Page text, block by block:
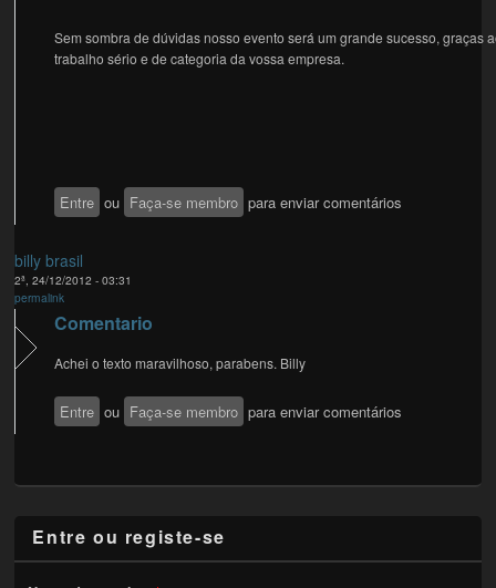
Sem sombra de dúvidas nosso evento será um grande sucesso, graças
trabalho sério e de categoria da vossa empresa.
Entre ou Faça-se membro para enviar comentários
billy brasil
2ª, 24/12/2012 - 03:31
permalink
Comentario
Achei o texto maravilhoso, parabens. Billy
Entre ou Faça-se membro para enviar comentários
Entre ou registe-se